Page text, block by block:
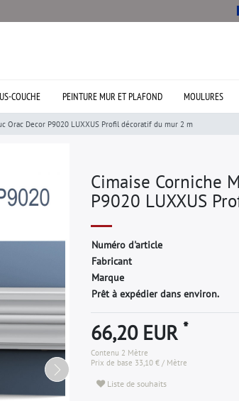
COUCHE PEINTURE MUR ET PLAFOND MOULURES
Orac Decor P9020 LUXXUS Profil décoratif du mur 2 m
Cimaise Corniche
P9020 LUXXUS
Numéro d'article
Fabricant
Marque
Prêt à expédier dans environ.
66,20 EUR *
Contenu 2 Mètre
Prix de base 33,10 € / Mètre
Liste de souhaits